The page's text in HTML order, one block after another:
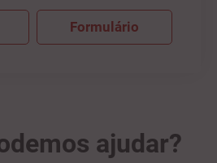
Formulário
ajudar?